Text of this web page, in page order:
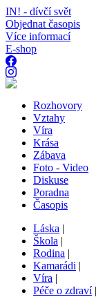
IN! - dívčí svět
Objednat časopis
Více informací
E-shop
Rozhovory
Vztahy
Víra
Krása
Zábava
Foto - Video
Diskuse
Poradna
Časopis
Láska |
Škola |
Rodina |
Kamarádi |
Víra |
Péče o zdraví|